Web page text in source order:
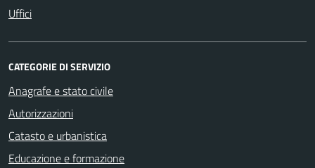
Uffici
CATEGORIE DI SERVIZIO
Anagrafe e stato civile
Autorizzazioni
Catasto e urbanistica
Educazione e formazione